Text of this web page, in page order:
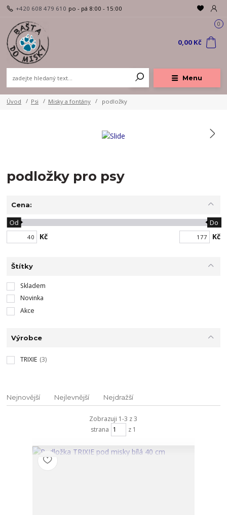
Menu
+420 608 479 610 po - pá 8:00 - 15:00
0
0,00 Kč
Úvod Psi Misky a fontány podložky
podložky pro psy
Cena:
Kč
Od Do
Kč
Štítky
Skladem
Novinka
Akce
Výrobce
TRIXIE (3)
Nejnovější Nejlevnější Nejdražší
Zobrazuji 1-3 z 3
strana
z 1